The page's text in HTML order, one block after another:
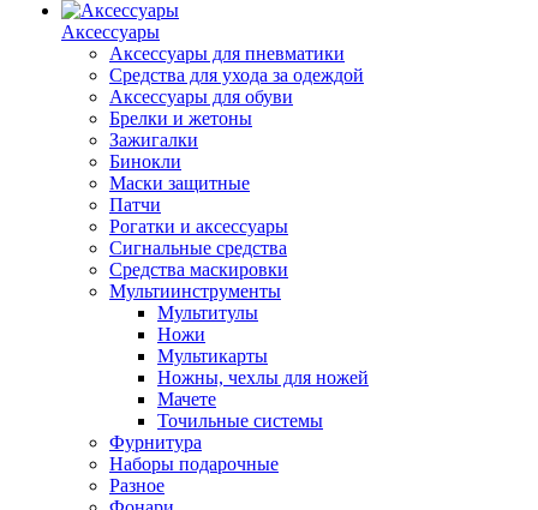
Аксессуары
Аксессуары для пневматики
Средства для ухода за одеждой
Аксессуары для обуви
Брелки и жетоны
Зажигалки
Бинокли
Маски защитные
Патчи
Рогатки и аксессуары
Сигнальные средства
Средства маскировки
Мультиинструменты
Мультитулы
Ножи
Мультикарты
Ножны, чехлы для ножей
Мачете
Точильные системы
Фурнитура
Наборы подарочные
Разное